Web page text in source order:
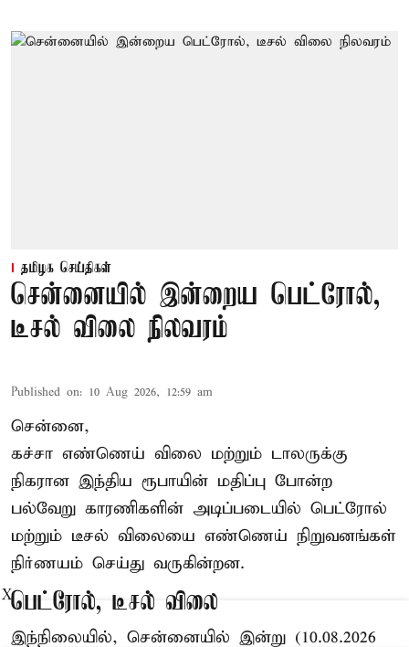
தமிழக செய்திகள்
சென்னையில் இன்றைய பெட்ரோல்,
டீசல் விலை நிலவரம்
Published on: 10 Aug 2026, 12:59 am
சென்னை,
கச்சா எண்ணெய் விலை மற்றும் டாலருக்கு
நிகரான இந்திய ரூபாயின் மதிப்பு போன்ற
பல்வேறு காரணிகளின் அடிப்படையில் பெட்ரோல்
மற்றும் டீசல் விலையை எண்ணெய் நிறுவனங்கள்
நிர்ணயம் செய்து வருகின்றன.
பெட்ரோல், டீசல் விலை
இந்நிலையில், சென்னையில் இன்று (10.08.2026
X